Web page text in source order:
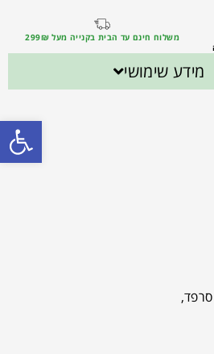
משלוח חינם עד הבית בקנייה מעל 299₪
מידע שימושי
פתח